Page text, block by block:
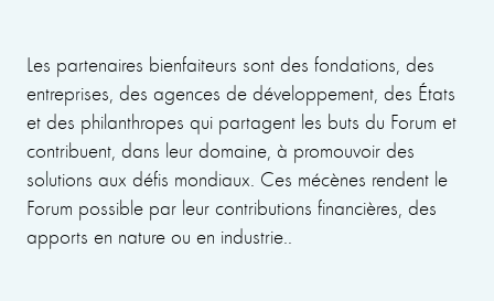
Les partenaires bienfaiteurs sont des fondations, des
entreprises, des agences de développement, des États
et des philanthropes qui partagent les buts du Forum et
contribuent, dans leur domaine, à promouvoir des
solutions aux défis mondiaux. Ces mécènes rendent le
Forum possible par leur contributions financières, des
apports en nature ou en industrie..